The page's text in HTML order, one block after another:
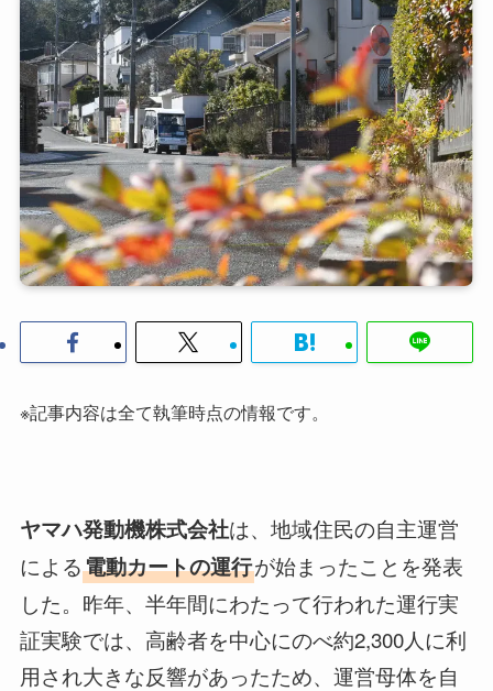
※記事内容は全て執筆時点の情報です。
ヤマハ発動機株式会社は、地域住民の自主運営
による電動カートの運行が始まったことを発表
した。昨年、半年間にわたって行われた運行実
証実験では、高齢者を中心にのべ約2,300人に利
用され大きな反響があったため、運営母体を自